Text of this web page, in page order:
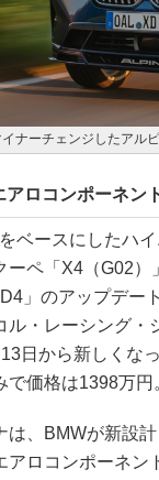
イナーチェンジしたアル
アロコンポーネン
ベースにしたハ
ーペ「X4（G02
」のアップデー
ル・レーシング・
日から新しくな
で価格は1398万
、BMWが新設
アロコンポーネン